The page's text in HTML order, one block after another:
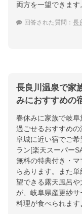
両方を一望できます
回答された質問： 長良
長良川温泉で家
みにおすすめの
春休みに家族で岐
過ごせるおすすめ
阜城に近い宿でご
ラン[楽天スーパー
無料の特典付き・
らあります。また
望できる露天風呂
が、岐阜県産更紗
料理が食べられます